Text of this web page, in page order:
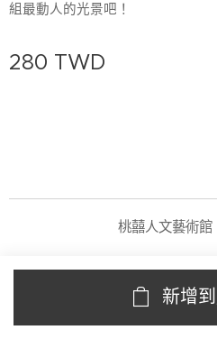
組最動人的光景吧！
280 TWD
新增
桃囍人文藝術館